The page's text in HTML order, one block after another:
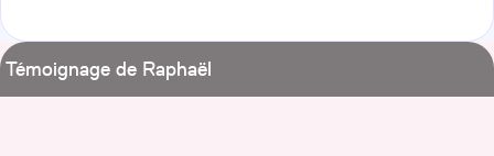
Témoignage de Raphaël